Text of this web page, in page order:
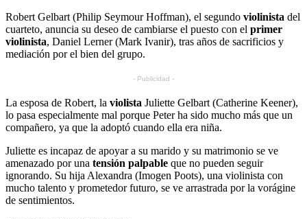
Robert Gelbart (Philip Seymour Hoffman), el segundo violinista del
cuarteto, anuncia su deseo de cambiarse el puesto con el primer
violinista, Daniel Lerner (Mark Ivanir), tras años de sacrificios y
mediación por el bien del grupo.
- Publicidad -
La esposa de Robert, la violista Juliette Gelbart (Catherine Keener),
lo pasa especialmente mal porque Peter ha sido mucho más que un
compañero, ya que la adoptó cuando ella era niña.
Juliette es incapaz de apoyar a su marido y su matrimonio se ve
amenazado por una tensión palpable que no pueden seguir
ignorando. Su hija Alexandra (Imogen Poots), una violinista con
mucho talento y prometedor futuro, se ve arrastrada por la vorágine
de sentimientos.